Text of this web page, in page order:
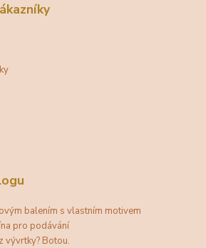
balením s vlastním motivem
pro podávání
vývrtky? Botou.